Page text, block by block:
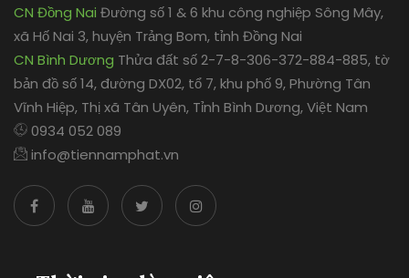
CN Đồng Nai Đường số 1 & 6 khu công nghiệp Sông Mây,
xã Hố Nai 3, huyện Trảng Bom, tỉnh Đồng Nai
CN Bình Dương Thửa đất số 2-7-8-306-372-884-885, tờ
bản đồ số 14, đường DX02, tổ 7, khu phố 9, Phường Tân
Vĩnh Hiệp, Thị xã Tân Uyên, Tỉnh Bình Dương, Việt Nam
0934 052 089
info@tiennamphat.vn